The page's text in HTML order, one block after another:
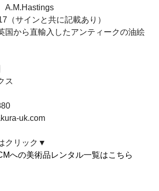
A.M.Hastings
（サインと共に記載あり）
国から直輸入したアンティークの油絵
ス
uk.com
クリック▼
への美術品レンタル一覧はこちら